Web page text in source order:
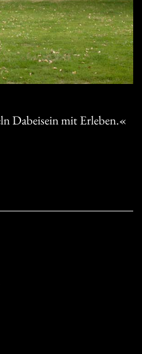
Dabeisein mit Erleben.«